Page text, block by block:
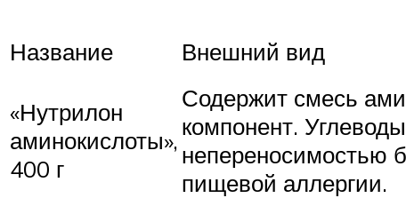
Название Внешний вид
«Нутрилон
аминокислоты»,
400 г
Содержит смесь
компонент.
непереносимостью
пищевой аллергии.